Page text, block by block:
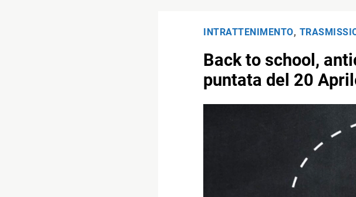
INTRATTENIMENTO,
Back to school,
puntata del 20